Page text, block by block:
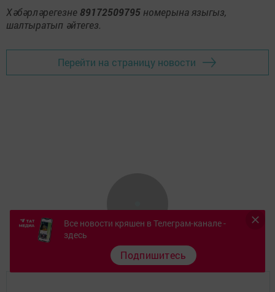
Хәбәрләрегезне 89172509795 номерына языгыз,
шалтыратып әйтегез.
Перейти на страницу новости
Все новости кряшен в Телеграм-канале -
здесь
Подпишитесь